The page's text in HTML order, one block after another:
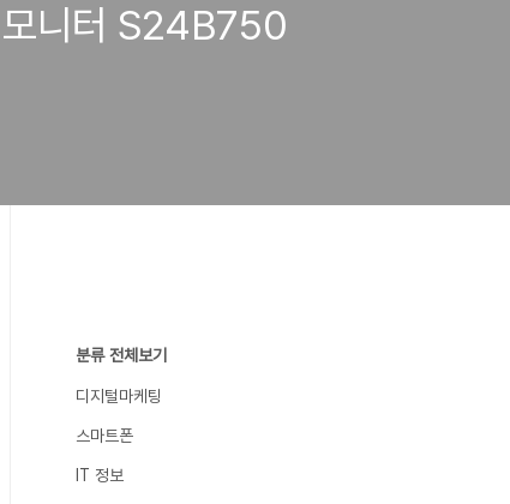
모니터 S24B750
분류 전체보기
디지털마케팅
스마트폰
IT 정보